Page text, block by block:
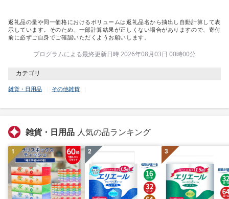
返礼品の量や同一価格におけるボリュームは返礼品名から抽出し自動計算して表
示しています。そのため、一部計算結果が正しくない場合がありますので、寄付
前に必ずご自身でご確認いただくようお願いします。
プログラムによる最終更新日時 2026年08月03日 00時00分
カテゴリ
雑貨・日用品 その他雑貨
雑貨・日用品 人気の品ランキング
1 2 3